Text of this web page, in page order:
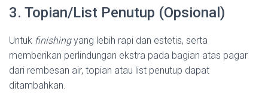
3. Topian/List Penutup (Opsional)
Untuk finishingyang lebih rapi dan estetis, serta
memberikan perlindungan ekstra pada bagian atas pagar
dari rembesan air, topian atau list penutup dapat
ditambahkan.